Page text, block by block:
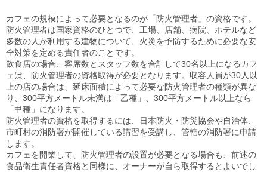
カフェの規模によって必要となるのが「防火管理者」の資格です。
防火管理者は国家資格のひとつで、工場、店舗、病院、ホテルなど
多数の人が利用する建物について、火災を予防するために必要な安
全対策を定める責任者のことです。
飲食店の場合、客席数とスタッフ数を合計して30名以上になるカフ
ェは、防火管理者の資格取得が必要となります。収容人員が30人以
上の店の場合は、延床面積によって必要な防火管理者の種類が異な
り、300平方メートル未満は「乙種」、300平方メートル以上なら
「甲種」になります。
防火管理者の資格を取得するには、日本防火・防災協会や自治体、
市町村の消防署が開催している講習を受講し、管轄の消防署に申請
します。
カフェを開業して、防火管理者の設置が必要となる場合も、前述の
食品衛生責任者資格と同様に、オーナーが自ら取得するとよいでし